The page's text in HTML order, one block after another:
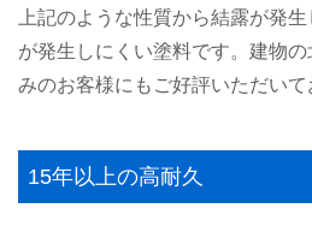
上記のような性質から結露が発
が発生しにくい塗料です。建物
みのお客様にもご好評いただいて
15年以上の高耐久